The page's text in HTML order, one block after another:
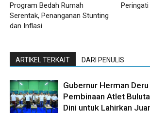
Program Bedah Rumah
Serentak, Penanganan Stunting
dan Inflasi
ARTIKEL TERKAIT DARI PENULIS
Gubernur Herman
Pembinaan Atlet
Dini untuk Lahirkan